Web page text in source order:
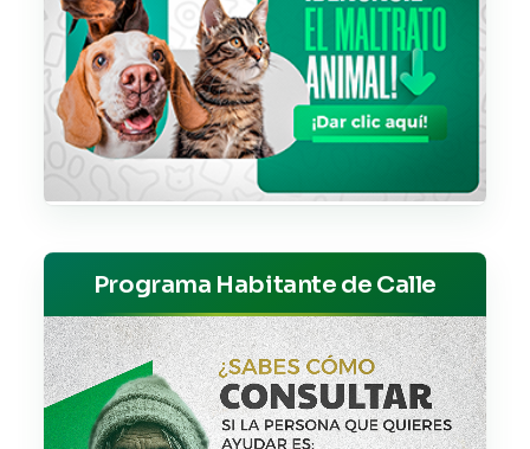
Programa Habitante de Calle